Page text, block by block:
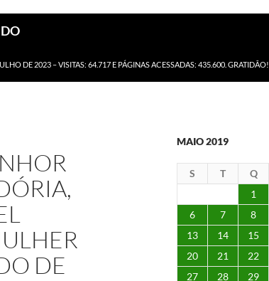
DE 2023 – VISITAS: 64.717 E PÁGINAS ACESSADAS: 435.600. GRATIDÃO!
DE
MAIO 2019
S T Q
1
6
7 8
13
14 15
20
21 22
27
28 29